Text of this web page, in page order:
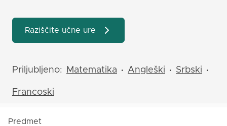
Raziščite učne ure
Priljubljeno: Matematika • Angleški • Srbski •
Francoski
Predmet